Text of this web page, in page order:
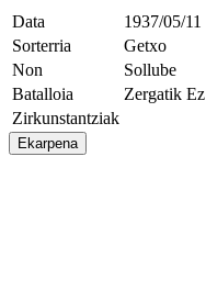
Data
1937/05/11
Sorterria
Getxo
Non
Sollube
Batalloia
Zergatik Ez
Zirkunstantziak